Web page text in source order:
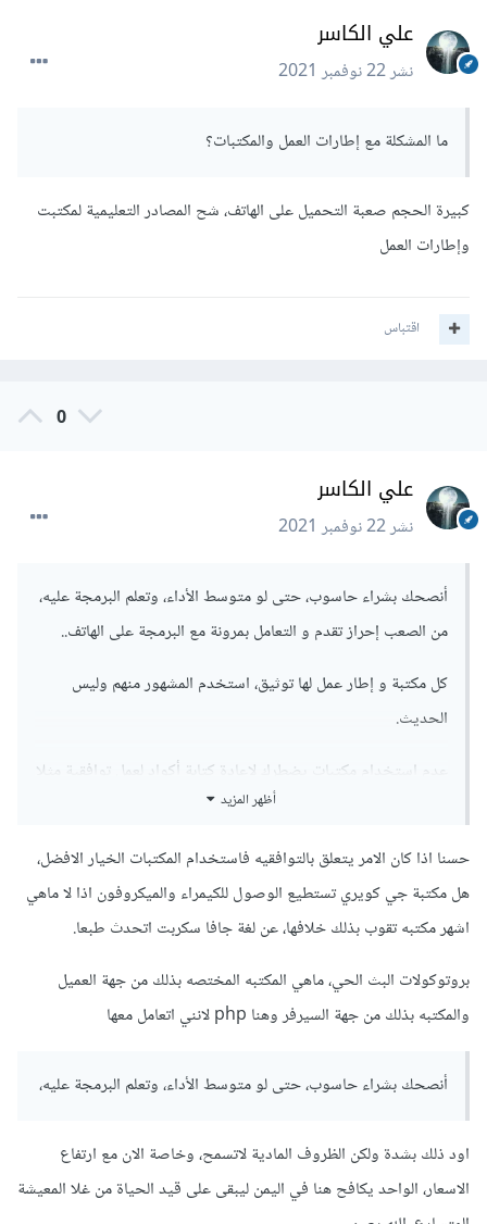
علي الكاسر
نشر22 نوفمبر 2021
ما المشكلة مع إطارات العمل والمكتبات؟
كبيرة الحجم صعبة التحميل على الهاتف، شح المصادر التعليمية لمكتبت
وإطارات العمل
اقتباس
0
علي الكاسر
نشر22 نوفمبر 2021
أنصحك بشراء حاسوب، حتى لو متوسط الأداء، وتعلم البرمجة عليه،
من الصعب إحراز تقدم و التعامل بمرونة مع البرمجة على الهاتف..
كل مكتبة و إطار عمل لها توثيق، استخدم المشهور منهم وليس
الحديث.
عدم استخدام مكتبات يضطرك لإعادة كتابة أكواد لعمل توافقية مثلا
مع تعدد أنواع الكاميرات و تسجيلات الفيديو و الصوت و التعمق
مباشرة مع بروتوكولات التسجيل وأشياء معقدة، المكتبات تسهل
الأمر عليك، لاداع لاختراع العجلة من جديد.
البرامج بطريقة موحدة بين المطورين وبأفضل الممارسات البرمجية
الممكنة.
@علي الكاسر
Protocol (RTSP)
أظهر المزيد
حسنا اذا كان الامر يتعلق بالتوافقيه فاستخدام المكتبات الخيار الافضل،
هل مكتبة جي كويري تستطيع الوصول للكيمراء والميكروفون اذا لا ماهي
اشهر مكتبه تقوب بذلك خلافها، عن لغة جافا سكربت اتحدث طبعا.
بروتوكولات البث الحي، ماهي المكتبه المختصه بذلك من جهة العميل
والمكتبه بذلك من جهة السيرفر وهنا php لانني اتعامل معها
أنصحك بشراء حاسوب، حتى لو متوسط الأداء، وتعلم البرمجة عليه،
اود ذلك بشدة ولكن الظروف المادية لاتسمح، وخاصة الان مع ارتفاع
الاسعار، الواحد يكافح هنا في اليمن ليبقى على قيد الحياة من غلا المعيشة